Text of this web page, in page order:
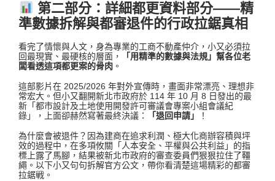
第二部分：詳細都更資料部分——精
準數據拆解與都審退件的行政拉鋸真相
看完了情懷與人文，身為專業的工商不動產仲介，小又必須拉
回最現實、最硬核的層面，
「用精準的數據與法規」幫各位老
闆看透這項都更案的骨肉 。
這部影片在 2025/2026 年對外宣傳時，畫面非常漂亮、理想非
常宏大。但小又翻開新北市政府於 114 年 10 月 8 日發出的最
新「都市設計及土地使用開發許可審議會專案小組會議紀
錄」
，上面卻赫然寫著最終決議： 「退回申請」 ！
為什麼會被退件？因為建商在追求利潤、極大化商辦容積與坪
效的過程中 ，在多項攸關「人本安全、平權與公共利益」的指
標上露了馬腳，結果被新北市政府的審查委員們狠狠拉住了韁
繩。以下小又句句拆解官方公文，帶你看清楚這場精彩的都審
拉鋸戦。